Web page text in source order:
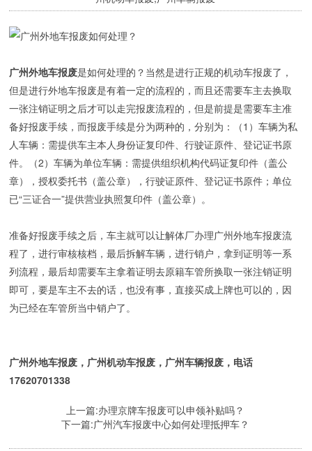
广州外地车报废是如何处理的？当然是进行正规的机动车报废了，
但是进行外地车报废是有着一定的流程的，而且还需要车主去换取
一张注销证明之后才可以走完报废流程的，但是前提是需要车主准
备好报废手续，而报废手续是分为两种的，分别为：（1）车辆为私
人车辆：需提供车主本人身份证复印件、行驶证原件、登记证书原
件。（2）车辆为单位车辆：需提供组织机构代码证复印件（盖公
章），授权委托书（盖公章），行驶证原件、登记证书原件；单位
已“三证合一”提供营业执照复印件（盖公章）。
准备好报废手续之后，车主就可以让解体厂办理广州外地车报废流
程了，进行审核核档，最后拆解车辆，进行销户，拿到证明等一系
列流程，最后却需要车主拿着证明去原籍车管所换取一张注销证明
即可，要是车主不去的话，也没有事，直接买成上牌也可以的，因
为已经在车管所当中销户了。
广州外地车报废，广州机动车报废，广州车辆报废，电话
17620701338
上一篇:办理京牌车报废可以申领补贴吗？
下一篇:广州汽车报废中心如何处理抵押车？